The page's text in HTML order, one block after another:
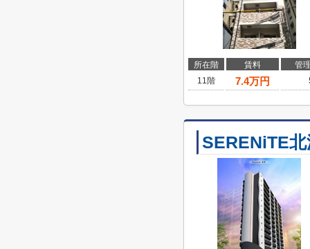
所在階 賃料
管
11階
7.4万円
SERENiTE北